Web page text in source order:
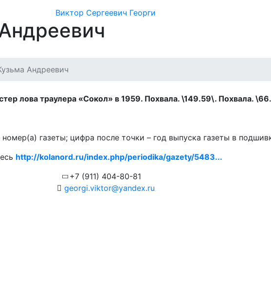
Виктор Сергеевич Георги
Андреевич
лова траулера «Сокол» в 1959. Похвала. \149.59\. Похвала.
газеты; цифра после точки – год выпуска газеты в
http://kolanord.ru/index.php/periodika/gazety/5483...
+7 (911) 404-80-81
georgi.viktor@yandex.ru